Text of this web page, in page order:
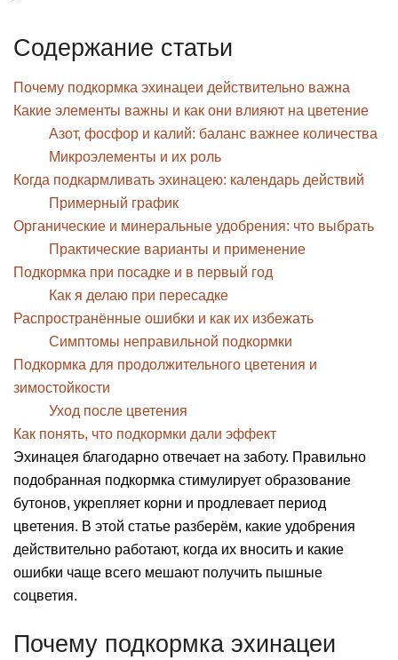
Содержание статьи
Почему подкормка эхинацеи действительно важна
Какие элементы важны и как они влияют на цветение
Азот, фосфор и калий: баланс важнее количества
Микроэлементы и их роль
Когда подкармливать эхинацею: календарь действий
Примерный график
Органические и минеральные удобрения: что выбрать
Практические варианты и применение
Подкормка при посадке и в первый год
Как я делаю при пересадке
Распространённые ошибки и как их избежать
Симптомы неправильной подкормки
Подкормка для продолжительного цветения и
зимостойкости
Уход после цветения
Как понять, что подкормки дали эффект
Эхинацея благодарно отвечает на заботу. Правильно
подобранная подкормка стимулирует образование
бутонов, укрепляет корни и продлевает период
цветения. В этой статье разберём, какие удобрения
действительно работают, когда их вносить и какие
ошибки чаще всего мешают получить пышные
соцветия.
Почему подкормка эхинацеи